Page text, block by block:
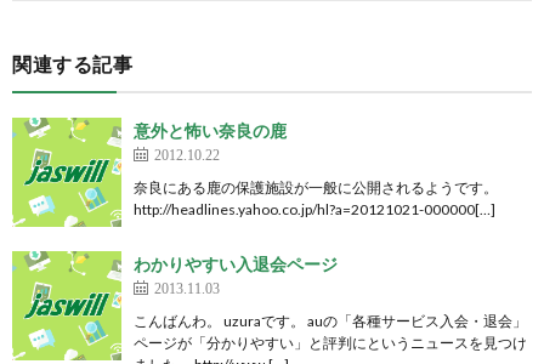
関連する記事
意外と怖い奈良の鹿
2012.10.22
奈良にある鹿の保護施設が一般に公開されるようです。
http://headlines.yahoo.co.jp/hl?a=20121021-000000[…]
わかりやすい入退会ページ
2013.11.03
こんばんわ。 uzuraです。 auの「各種サービス入会・退会」
ページが「分かりやすい」と評判にというニュースを見つけ